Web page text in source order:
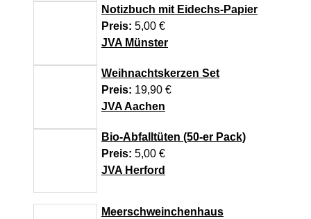
Newsletter Juli 2026
2024/2026 der Justizvollzugsschule NRW geehrt
unterstützt Informationskampagne gegen
häusliche Gewalt
Anerkennung für innovative
Suizidpräventionsarbeit: JVA Köln ausgezeichnet
Justiz der Zukunft gemeinsam gestalten: Minister
Limbach zieht positive Bilanz des Projekts
Zukunftswerkstatt Justiz Nordrhein-Westfalen
01.07.2026
Newsletter Juli 2026
Notizbuch mit Eidechs-Papier
Preis: 5,00 €
JVA Münster
Weihnachtskerzen Set
Preis: 19,90 €
JVA Aachen
Bio-Abfalltüten (50-er Pack)
Preis: 5,00 €
JVA Herford
Meerschweinchenhaus